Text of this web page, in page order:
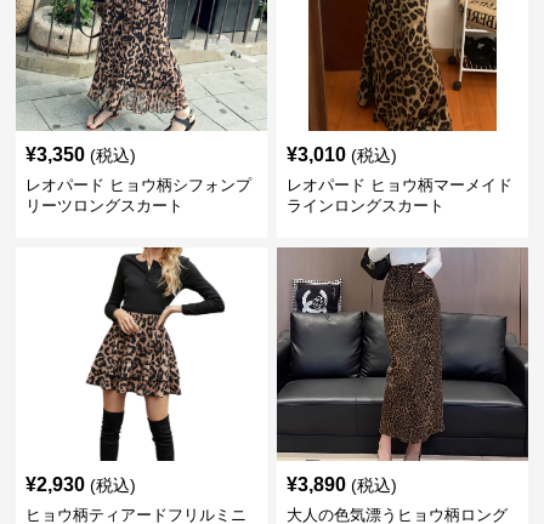
¥3,350 (税込)
レオパード ヒョウ柄シフォンプ
リーツロングスカート
¥3,010 (税込)
レオパード ヒョウ柄マーメイド
ラインロングスカート
¥2,930 (税込)
ヒョウ柄ティアードフリルミニ
¥3,890 (税込)
大人の色気漂うヒョウ柄ロング